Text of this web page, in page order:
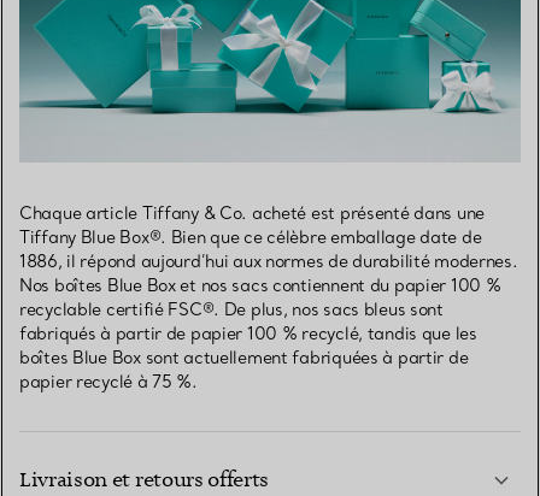
Chaque article Tiffany & Co. acheté est présenté dans une
Tiffany Blue Box®. Bien que ce célèbre emballage date de
1886, il répond aujourd’hui aux normes de durabilité modernes.
Nos boîtes Blue Box et nos sacs contiennent du papier 100 %
recyclable certifié FSC®. De plus, nos sacs bleus sont
fabriqués à partir de papier 100 % recyclé, tandis que les
boîtes Blue Box sont actuellement fabriquées à partir de
papier recyclé à 75 %.
Livraison et retours offerts